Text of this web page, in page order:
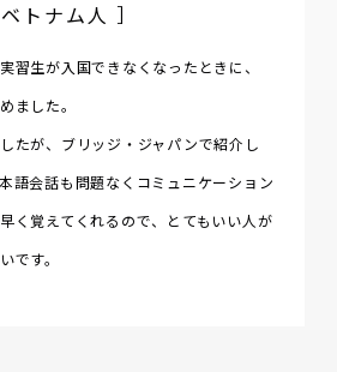
トナム人 ］
習生が入国できなくなったときに、
ました。
たが、ブリッジ・ジャパンで紹介し
語会話も問題なくコミュニケーション
く覚えてくれるので、とてもいい人が
です。